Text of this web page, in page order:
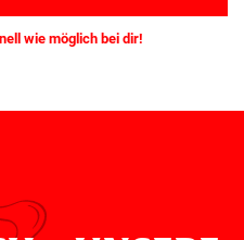
wie möglich bei dir!